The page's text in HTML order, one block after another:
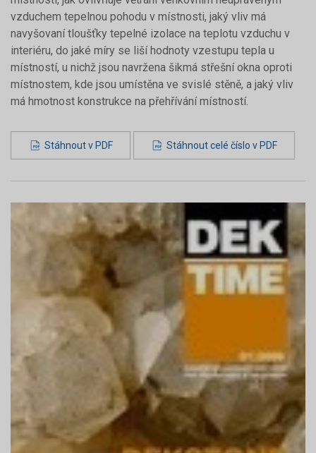
vzduchem tepelnou pohodu v místnosti, jaký vliv má
navyšovaní tloušťky tepelné izolace na teplotu vzduchu v
interiéru, do jaké míry se liší hodnoty vzestupu tepla u
místností, u nichž jsou navržena šikmá střešní okna oproti
místnostem, kde jsou umístěna ve svislé stěně, a jaký vliv
má hmotnost konstrukce na přehřívání místností.
Stáhnout v PDF Stáhnout celé číslo v PDF